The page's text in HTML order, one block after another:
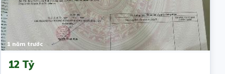
1 năm trước
12 Tỷ